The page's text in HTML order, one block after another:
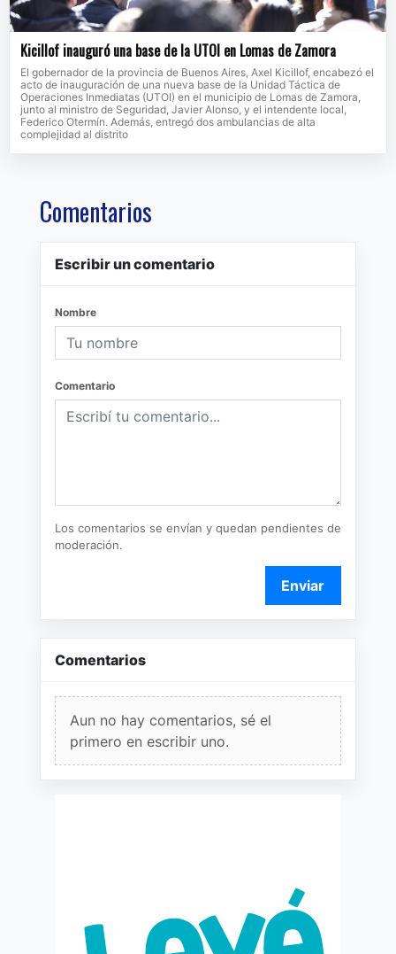
Kicillof inauguró una base de la UTOI en Lomas de Zamora
El gobernador de la provincia de Buenos Aires, Axel Kicillof, encabezó el
acto de inauguración de una nueva base de la Unidad Táctica de
Operaciones Inmediatas (UTOI) en el municipio de Lomas de Zamora,
junto al ministro de Seguridad, Javier Alonso, y el intendente local,
Federico Otermín. Además, entregó dos ambulancias de alta
complejidad al distrito
Comentarios
Escribir un comentario
Nombre
Comentario
Los comentarios se envían y quedan pendientes de
moderación.
Enviar
Comentarios
Aun no hay comentarios, sé el
primero en escribir uno.